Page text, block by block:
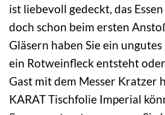
ist liebevoll gedeckt, das
doch schon beim ersten
Gläsern haben Sie ein
ein Rotweinfleck entsteht
Gast mit dem Messer Kratzer
KARAT Tischfolie Imperial